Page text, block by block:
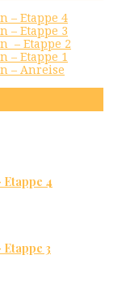
– Etappe 4
– Etappe 3
– Etappe 2
– Etappe 1
– Anreise
Etappe 4
Etappe 3